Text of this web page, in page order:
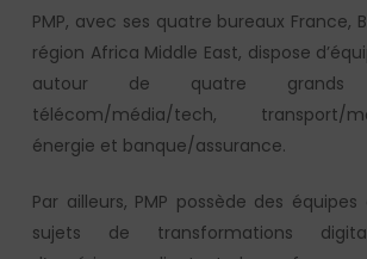
PMP, avec ses quatre bureaux France,
région Africa Middle East, dispose
autour de quatre grands
télécom/média/tech, transport/
énergie et banque/assurance.
Par ailleurs, PMP possède des
sujets de transformations